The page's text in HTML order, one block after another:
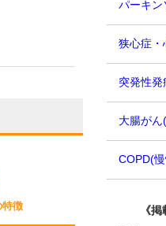
特徴
パーキン
狭心症・
突発性発
大腸がん(
COPD(
《